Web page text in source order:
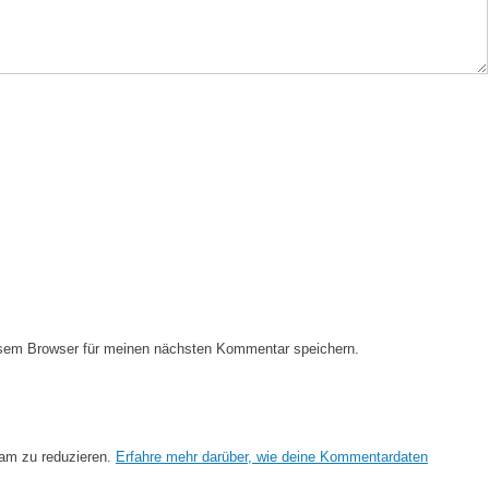
Browser für meinen nächsten Kommentar speichern.
zu reduzieren. Erfahre mehr darüber, wie deine Kommentardaten